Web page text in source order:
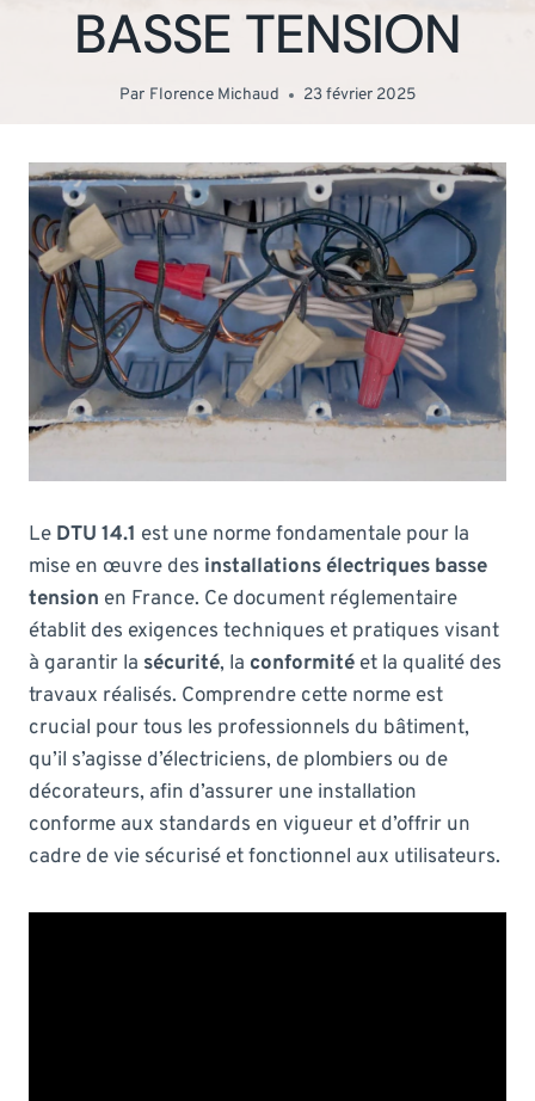
BASSE TENSION
Par Florence Michaud 23 février 2025
Le DTU 14.1 est une norme fondamentale pour la
mise en œuvre des installations électriques basse
tension en France. Ce document réglementaire
établit des exigences techniques et pratiques visant
à garantir la sécurité, la conformité et la qualité des
travaux réalisés. Comprendre cette norme est
crucial pour tous les professionnels du bâtiment,
qu’il s’agisse d’électriciens, de plombiers ou de
décorateurs, afin d’assurer une installation
conforme aux standards en vigueur et d’offrir un
cadre de vie sécurisé et fonctionnel aux utilisateurs.